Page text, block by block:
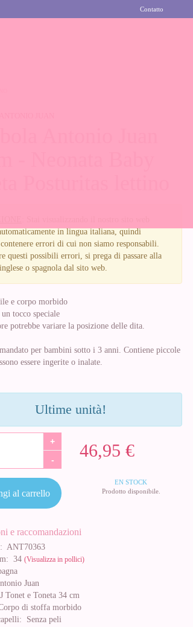
Contatto
- Neonata Baby
in lingua italiana, quindi
errori di cui non siamo responsabili.
questi possibili errori, si prega di passare alla
o spagnola dal sito web.
e corpo morbido
tocco speciale
potrebbe variare la posizione delle dita.
per bambini sotto i 3 anni. Contiene piccole
essere ingerite o inalate.
Ultime unità!
46,95 €
+
-
EN STOCK
Prodotto disponibile.
al carrello
e raccomandazioni
ANT70363
34 (Visualizza in pollici)
Juan
Tonet e Toneta 34 cm
di stoffa morbido
Senza peli